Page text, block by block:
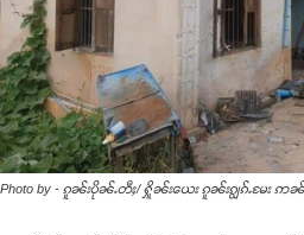
Photo by - ၵူၼ်းပိုၼ်ႉတီႈ/ ႁိူၼ်းယေး ၵူၼ်းၵျွၵ်ႉမႄး ဢၼ်